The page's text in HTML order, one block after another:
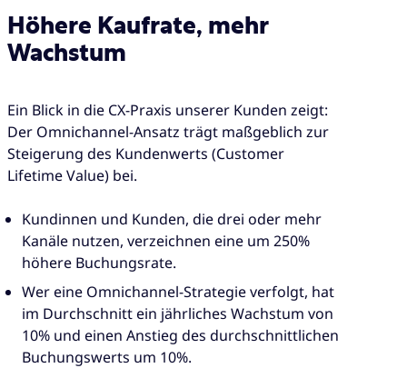
Höhere Kaufrate, mehr
Wachstum
Ein Blick in die CX-Praxis unserer Kunden zeigt:
Der Omnichannel-Ansatz trägt maßgeblich zur
Steigerung des Kundenwerts (Customer
Lifetime Value) bei.
Kundinnen und Kunden, die drei oder mehr
Kanäle nutzen, verzeichnen eine um 250%
höhere Buchungsrate.
Wer eine Omnichannel-Strategie verfolgt, hat
im Durchschnitt ein jährliches Wachstum von
10% und einen Anstieg des durchschnittlichen
Buchungswerts um 10%.